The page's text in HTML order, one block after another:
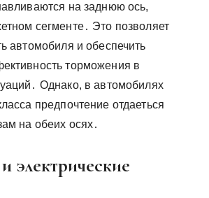
на заднюю ось,
сегменте․ Это позволяет
автомобиля и обеспечить
торможения в
Однако, в автомобилях
предпочтение отдаеться
на обеих осях․
электрические